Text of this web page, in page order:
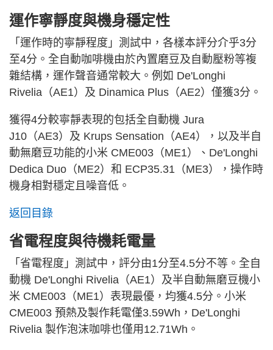
運作寧靜度與機身穩定性
「運作時的寧靜程度」測試中，各樣本評分介乎3分
至4分。全自動咖啡機由於內置磨豆及自動壓粉等複
雜結構，運作聲音通常較大。例如 De'Longhi
Rivelia（AE1）及 Dinamica Plus（AE2）僅獲3分。
獲得4分較寧靜表現的包括全自動機 Jura
J10（AE3）及 Krups Sensation（AE4），以及半自
動無磨豆功能的小米 CME003（ME1）、De'Longhi
Dedica Duo（ME2）和 ECP35.31（ME3），操作時
機身相對穩定且噪音低。
返回目錄
省電程度與待機耗電量
「省電程度」測試中，評分由1分至4.5分不等。全自
動機 De'Longhi Rivelia（AE1）及半自動無磨豆機小
米 CME003（ME1）表現最優，均獲4.5分。小米
CME003 預熱及製作耗電僅3.59Wh，De'Longhi
Rivelia 製作泡沫咖啡也僅用12.71Wh。